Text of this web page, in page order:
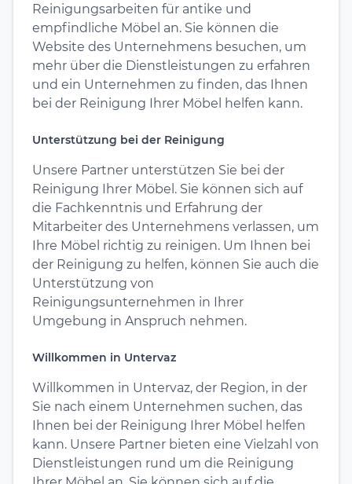
Reinigungsarbeiten für antike und
empfindliche Möbel an. Sie können die
Website des Unternehmens besuchen, um
mehr über die Dienstleistungen zu erfahren
und ein Unternehmen zu finden, das Ihnen
bei der Reinigung Ihrer Möbel helfen kann.
Unterstützung bei der Reinigung
Unsere Partner unterstützen Sie bei der
Reinigung Ihrer Möbel. Sie können sich auf
die Fachkenntnis und Erfahrung der
Mitarbeiter des Unternehmens verlassen, um
Ihre Möbel richtig zu reinigen. Um Ihnen bei
der Reinigung zu helfen, können Sie auch die
Unterstützung von
Reinigungsunternehmen in Ihrer
Umgebung in Anspruch nehmen.
Willkommen in Untervaz
Willkommen in Untervaz, der Region, in der
Sie nach einem Unternehmen suchen, das
Ihnen bei der Reinigung Ihrer Möbel helfen
kann. Unsere Partner bieten eine Vielzahl von
Dienstleistungen rund um die Reinigung